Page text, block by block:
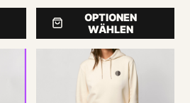
OPTIONEN
WÄHLEN